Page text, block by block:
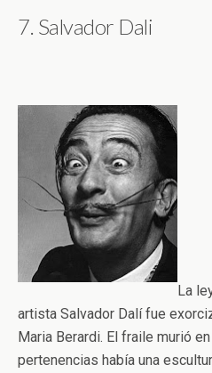
7. Salvador Dali
La
artista Salvador Dalí fue
Maria Berardi. El fraile murió
pertenencias había una